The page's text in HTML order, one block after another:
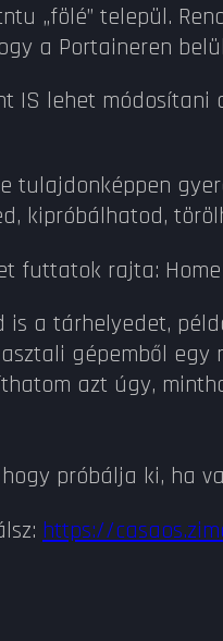
„fölé” települ.
a Portaineren
IS lehet
tulajdonképpen
kipróbálhatod,
futtatok rajta: Home
is a tárhelyedet,
gépemből
azt úgy,
próbálja ki, ha
https://